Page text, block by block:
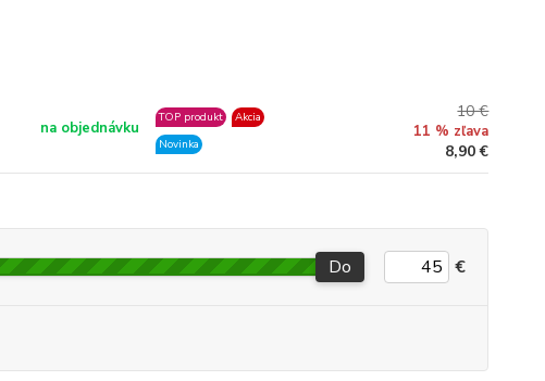
na objednávku
TOP produkt
Akcia
Novinka
10 €
11 % zľava
8,90 €
Do €